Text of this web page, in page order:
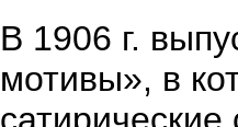
В 1906 г.
мотивы», в